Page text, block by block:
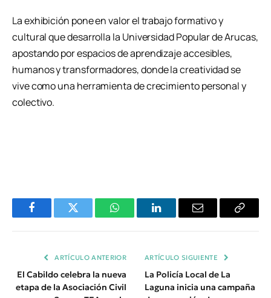
La exhibición pone en valor el trabajo formativo y
cultural que desarrolla la Universidad Popular de Arucas,
apostando por espacios de aprendizaje accesibles,
humanos y transformadores, donde la creatividad se
vive como una herramienta de crecimiento personal y
colectivo.
FacebookTwitter WhatsAppLinkedInEmail
Copiar
ARTÍCULO ANTERIOR
El Cabildo celebra la nueva
etapa de la Asociación Civil
ARTÍCULO SIGUIENTE
La Policía Local de La
Laguna inicia una campaña